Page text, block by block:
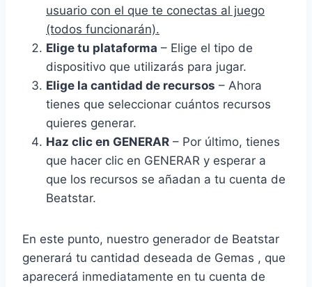
usuario con el que te conectas al juego
(todos funcionarán).
Elige tu plataforma – Elige el tipo de
dispositivo que utilizarás para jugar.
Elige la cantidad de recursos – Ahora
tienes que seleccionar cuántos recursos
quieres generar.
Haz clic en GENERAR – Por último, tienes
que hacer clic en GENERAR y esperar a
que los recursos se añadan a tu cuenta de
Beatstar.
En este punto, nuestro generador de Beatstar
generará tu cantidad deseada de Gemas , que
aparecerá inmediatamente en tu cuenta de